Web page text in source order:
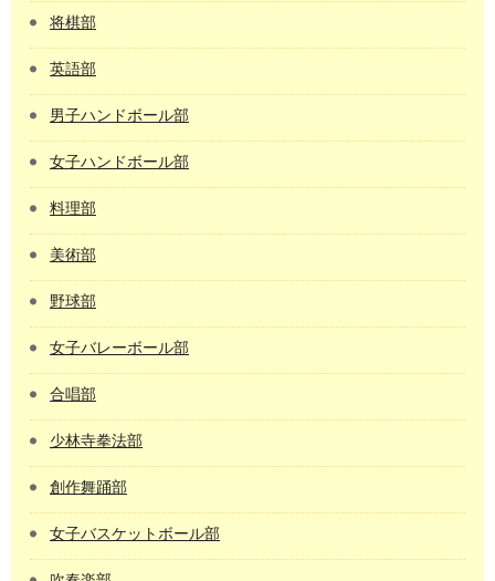
将棋部
英語部
男子ハンドボール部
女子ハンドボール部
料理部
美術部
野球部
女子バレーボール部
合唱部
少林寺拳法部
創作舞踊部
女子バスケットボール部